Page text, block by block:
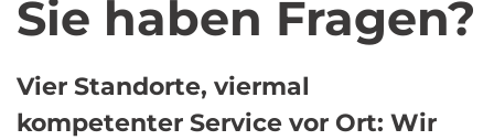
Sie haben Fragen?
Vier Standorte, viermal
kompetenter Service vor Ort: Wir